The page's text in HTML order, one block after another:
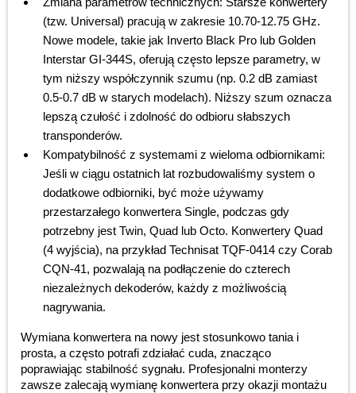
(tzw. Universal) pracują w zakresie 10.70-12.75 GHz.
Nowe modele, takie jak Inverto Black Pro lub Golden
Interstar GI-344S, oferują często lepsze parametry, w
tym niższy współczynnik szumu (np. 0.2 dB zamiast
0.5-0.7 dB w starych modelach). Niższy szum oznacza
lepszą czułość i zdolność do odbioru słabszych
transponderów.
Kompatybilność z systemami z wieloma odbiornikami:
Jeśli w ciągu ostatnich lat rozbudowaliśmy system o
dodatkowe odbiorniki, być może używamy
przestarzałego konwertera Single, podczas gdy
potrzebny jest Twin, Quad lub Octo. Konwertery Quad
(4 wyjścia), na przykład Technisat TQF-0414 czy Corab
CQN-41, pozwalają na podłączenie do czterech
niezależnych dekoderów, każdy z możliwością
nagrywania.
Wymiana konwertera na nowy jest stosunkowo tania i
prosta, a często potrafi zdziałać cuda, znacząco
poprawiając stabilność sygnału. Profesjonalni monterzy
zawsze zalecają wymianę konwertera przy okazji montażu